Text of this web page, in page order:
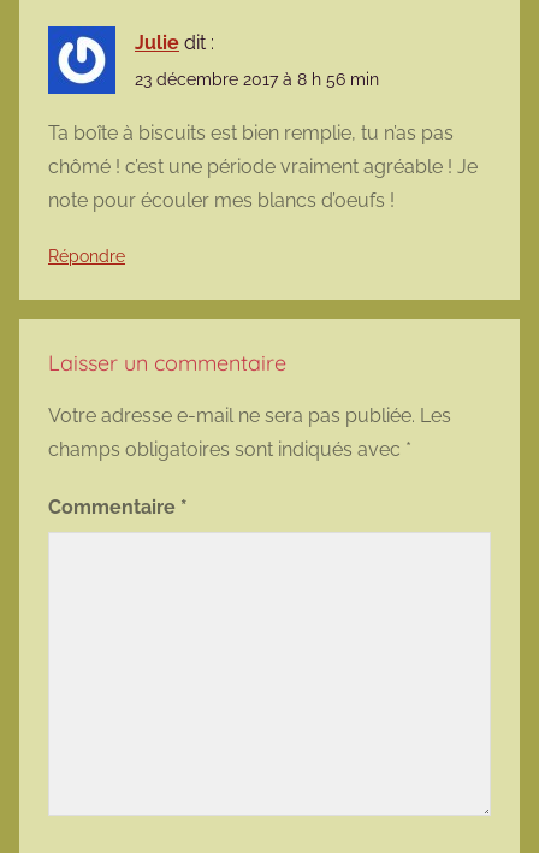
Julie dit :
23 décembre 2017 à 8 h 56 min
Ta boîte à biscuits est bien remplie, tu n’as pas
chômé ! c’est une période vraiment agréable ! Je
note pour écouler mes blancs d’oeufs !
Répondre
Laisser un commentaire
Votre adresse e-mail ne sera pas publiée. Les
champs obligatoires sont indiqués avec *
Commentaire *